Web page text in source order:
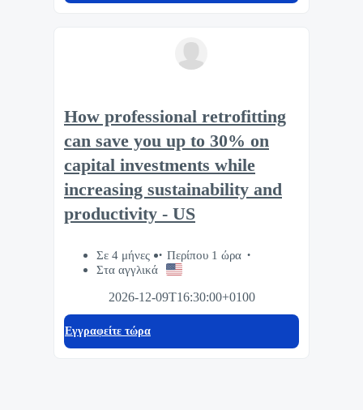
How professional retrofitting
can save you up to 30% on
capital investments while
increasing sustainability and
productivity - US
Σε 4 μήνες
Περίπου 1 ώρα
Στα αγγλικά
2026-12-09T16:30:00+0100
Eγγραφείτε τώρα